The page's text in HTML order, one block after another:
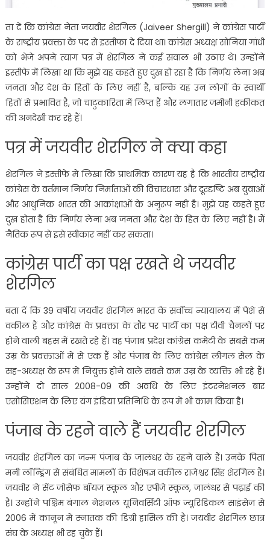
ता दें कि कांग्रेस नेता जयवीर शेरगिल (Jaiveer Shergill) ने कांग्रेस पार्टी
के राष्ट्रीय प्रवक्ता के पद से इस्तीफा दे दिया था। कांग्रेस अध्यक्ष सोनिया गांधी
को भेजे अपने त्याग पत्र में शेरगिल ने कई सवाल भी उठाए थे। उन्होंने
इस्तीफे में लिखा था कि मुझे यह कहते हुए दुख हो रहा है कि निर्णय लेना अब
जनता और देश के हितों के लिए नहीं है, बल्कि यह उन लोगों के स्वार्थी
हितों से प्रभावित है, जो चाटुकारिता में लिप्त हैं और लगातार जमीनी हकीकत
की अनदेखी कर रहे हैं।
पत्र में जयवीर शेरगिल ने क्या कहा
शेरगिल ने इस्तीफे में लिखा कि प्राथमिक कारण यह है कि भारतीय राष्ट्रीय
कांग्रेस के वर्तमान निर्णय निर्माताओं की विचारधारा और दूरदृष्टि अब युवाओं
और आधुनिक भारत की आकांक्षाओं के अनुरूप नहीं है। मुझे यह कहते हुए
दुख होता है कि निर्णय लेना अब जनता और देश के हित के लिए नहीं है। मैं
नैतिक रूप से इसे स्वीकार नहीं कर सकता।
कांग्रेस पार्टी का पक्ष रखते थे जयवीर
शेरगिल
बता दें कि 39 वर्षीय जयवीर शेरगिल भारत के सर्वोच्च न्यायालय में पेशे से
वकील हैं और कांग्रेस के प्रवक्ता के तौर पर पार्टी का पक्ष टीवी चैनलों पर
होने वाली बहस में रखते रहे हैं। वह पंजाब प्रदेश कांग्रेस कमेटी के सबसे कम
उम्र के प्रवक्ताओं में से एक हैं और पंजाब के लिए कांग्रेस लीगल सेल के
सह-अध्यक्ष के रूप में नियुक्त होने वाले सबसे कम उम्र के व्यक्ति भी रहे हैं।
उन्होंने दो साल 2008-09 की अवधि के लिए इंटरनेशनल बार
एसोसिएशन के लिए यंग इंडिया प्रतिनिधि के रूप में भी काम किया है।
पंजाब के रहने वाले हैं जयवीर शेरगिल
जयवीर शेरगिल का जन्म पंजाब के जालंधर के रहने वाले हैं। उनके पिता
मनी लॉन्ड्रिंग से संबंधित मामलों के विशेषज्ञ वकील राजेश्वर सिंह शेरगिल हैं।
जयवीर ने सेंट जोसेफ बॉयज स्कूल और एपीजे स्कूल, जालंधर से पढ़ाई की
है। उन्होंने पश्चिम बंगाल नेशनल यूनिवर्सिटी ऑफ ज्यूरिडिकल साइंसेज से
2006 में कानून में स्नातक की डिग्री हासिल की है। जयवीर शेरगिल छात्र
संघ के अध्यक्ष भी रह चुके हैं।